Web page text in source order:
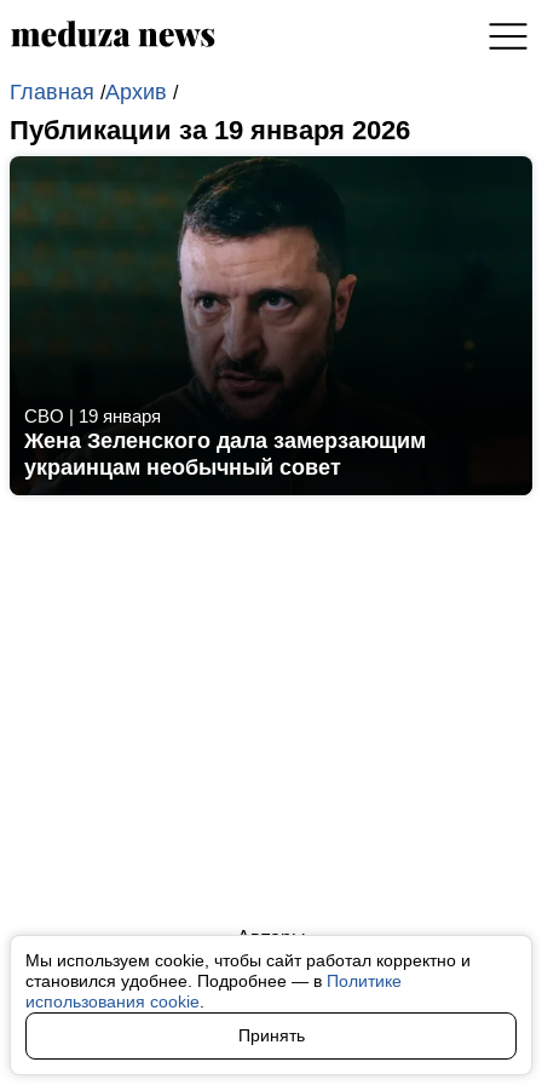
Мы используем cookie, чтобы сайт работал корректно и
становился удобнее. Подробнее — в Политике
использования cookie
Принять
Главная /Архив /
Публикации за 19 января 2026
СВО | 19 января
Жена Зеленского дала замерзающим
украинцам необычный совет
Авторы
О нас
Архив
Условия использования cookie